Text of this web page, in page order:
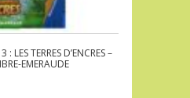
LES TERRES D’ENCRES –
EMERAUDE